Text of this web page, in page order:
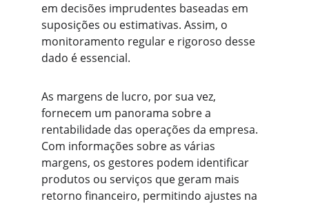
em decisões imprudentes baseadas em
suposições ou estimativas. Assim, o
monitoramento regular e rigoroso desse
dado é essencial.
As margens de lucro, por sua vez,
fornecem um panorama sobre a
rentabilidade das operações da empresa.
Com informações sobre as várias
margens, os gestores podem identificar
produtos ou serviços que geram mais
retorno financeiro, permitindo ajustes na